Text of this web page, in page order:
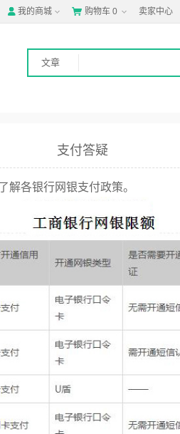
 我的商城  购物车 0 卖家中心
文章
支付答疑
解各银行网银支付政策。